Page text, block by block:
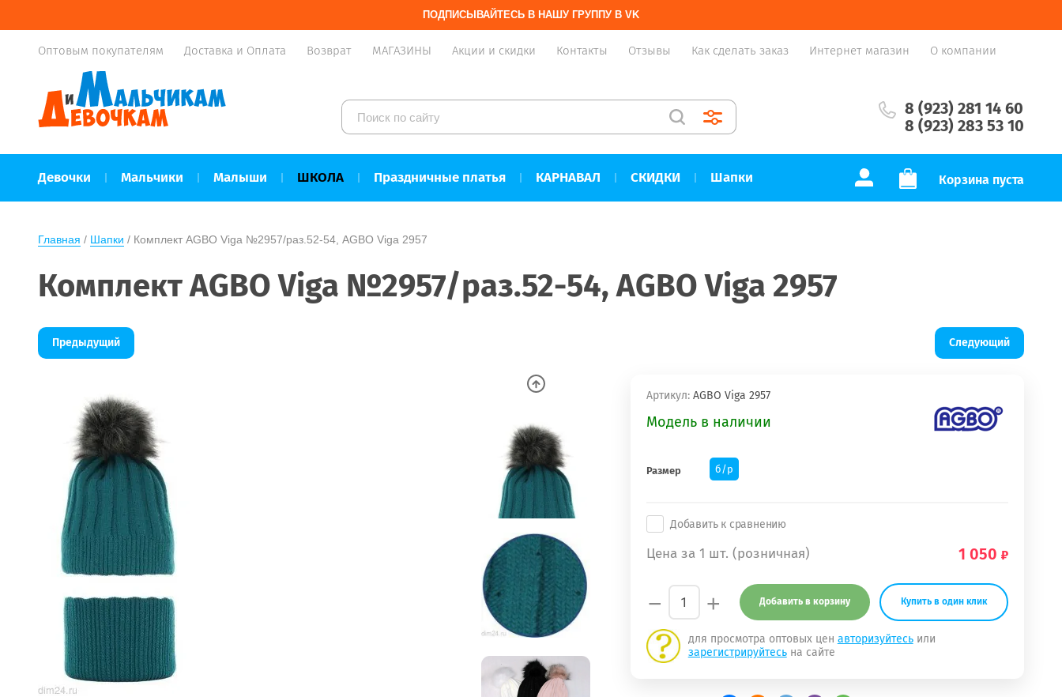
ПОДПИСЫВАЙТЕСЬ В НАШУ ГРУППУ В VK
Оптовым покупателям Доставка и Оплата Возврат МАГАЗИНЫ Акции и скидки Контакты Отзывы Как сделать заказ Интернет магазин О компании
8 (923) 281 14 60
8 (923) 283 53 10
Девочки Мальчики Малыши ШКОЛА Праздничные платья КАРНАВАЛ СКИДКИ Шапки Корзина пуста
Главная / Шапки / Комплект AGBO Viga №2957/раз.52-54, AGBO Viga 2957
Комплект AGBO Viga №2957/раз.52-54, AGBO Viga 2957
Предыдущий Следующий
Артикул: AGBO Viga 2957
Модель в наличии
Размер б/р
Добавить к сравнению
Цена за 1 шт. (розничная) 1 050
− + Добавить в корзину Купить в один клик
для просмотра оптовых цен авторизуйтесьили
зарегистрируйтесьна сайте